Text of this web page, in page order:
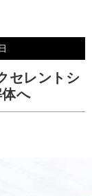
セレントシ
へ